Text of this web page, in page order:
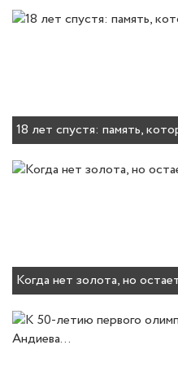
18 лет спустя: память,
Когда нет золота, но